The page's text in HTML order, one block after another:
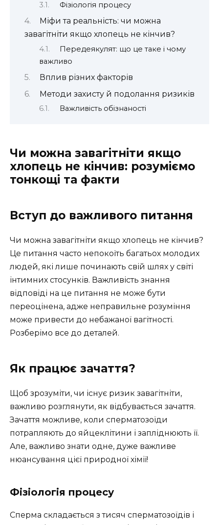
Фізіологія процесу
Міфи та реальність: чи можна
завагітніти якщо хлопець не кінчив?
Передеякулят: що це таке і чому
важливо
Вплив різних факторів
Методи захисту й подолання ризиків
Важливість обізнаності
Чи можна завагітніти якщо
хлопець не кінчив: розуміємо
тонкощі та факти
Вступ до важливого питання
Чи можна завагітніти якщо хлопець не кінчив?
Це питання часто непокоїть багатьох молодих
людей, які лише починають свій шлях у світі
інтимних стосунків. Важливість знання
відповіді на це питання не може бути
переоцінена, адже неправильне розуміння
може привести до небажаної вагітності.
Розберімо все до деталей.
Як працює зачаття?
Щоб зрозуміти, чи існує ризик завагітніти,
важливо розглянути, як відбувається зачаття.
Зачаття можливе, коли сперматозоїди
потрапляють до яйцеклітини і запліднюють її.
Але, важливо знати одне, дуже важливе
нюансування цієї природної хімії!
Фізіологія процесу
Сперма складається з тисяч сперматозоїдів і